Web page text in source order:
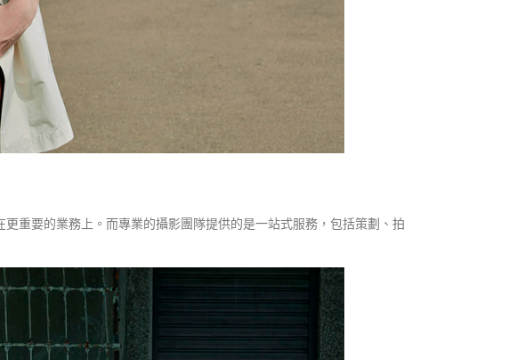
重要的業務上。而專業的攝影團隊提供的是一站式服務，包括策劃、拍